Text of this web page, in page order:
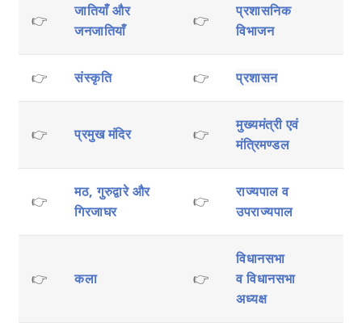
👉
जातियाँ और
जनजातियाँ
👉
प्रशासनिक
विभाजन
👉 संस्कृति 👉 प्रशासन
👉 प्रमुख मंदिर 👉
मुख्यमंत्री एवं
मंत्रिमण्डल
👉
मठ, गुरुद्वारे और
गिरजाघर
👉
राज्यपाल व
उपराज्यपाल
👉 कला 👉
विधानसभा
वविधानसभा
अध्यक्ष